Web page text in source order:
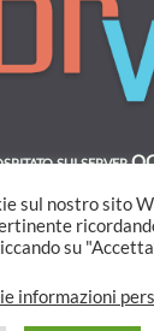
sui server
sul nostro sito
su
informazioni